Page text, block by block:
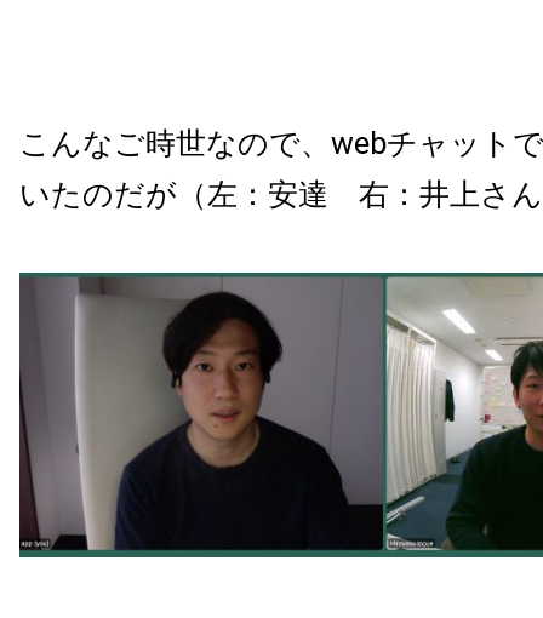
こんなご時世なので、webチャット
いたのだが（左：安達 右：井上さ